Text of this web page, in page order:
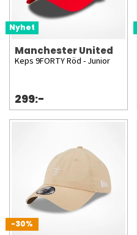
Nyhet
Manchester United
Keps 9FORTY Röd - Junior
299:-
-30%